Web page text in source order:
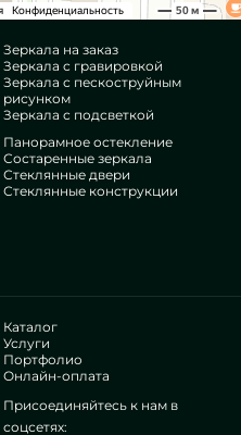
Зеркала на заказ
Зеркала с гравировкой
Зеркала с пескоструйным
рисунком
Зеркала с подсветкой
Панорамное остекление
Состаренные зеркала
Стеклянные двери
Стеклянные конструкции
Каталог
Услуги
Портфолио
Онлайн-оплата
Присоединяйтесь к нам в
соцсетях: